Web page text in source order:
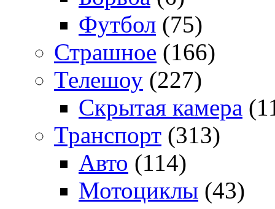
Футбол (75)
Страшное (166)
Телешоу (227)
Скрытая камера
Транспорт (313)
Авто (114)
Мотоциклы (43)